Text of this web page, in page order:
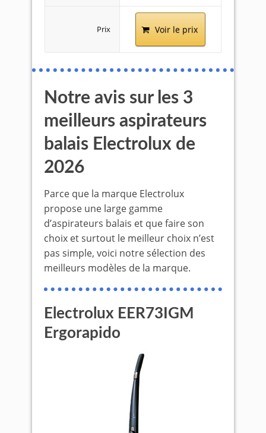
Prix Voir le prix
Notre avis sur les 3
meilleurs aspirateurs
balais Electrolux de
2026
Parce que la marque Electrolux
propose une large gamme
d’aspirateurs balais et que faire son
choix et surtout le meilleur choix n’est
pas simple, voici notre sélection des
meilleurs modèles de la marque.
Electrolux EER73IGM
Ergorapido